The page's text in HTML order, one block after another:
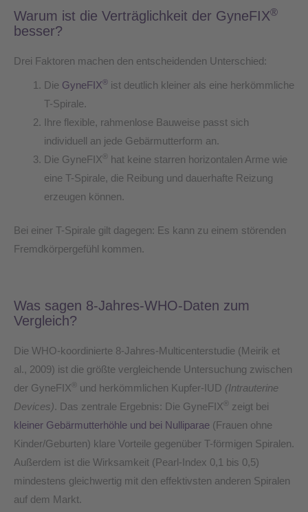
Warum ist die Verträglichkeit der GyneFIX®
besser?
Drei Faktoren machen den entscheidenden Unterschied:
Die GyneFIX®ist deutlich kleiner als eine herkömmliche
T-Spirale.
Ihre flexible, rahmenlose Bauweise passt sich
individuell an jede Gebärmutterform an.
Die GyneFIX ®
hat keine starren horizontalen Arme wie
eine T-Spirale, die Reibung und dauerhafte Reizung
erzeugen können.
Bei einer T-Spirale gilt dagegen: Es kann zu einem störenden
Fremdkörpergefühl kommen.
Was sagen 8-Jahres-WHO-Daten zum
Vergleich?
Die WHO-koordinierte 8-Jahres-Multicenterstudie (Meirik et
al., 2009) ist die größte vergleichende Untersuchung zwischen
der GyneFIX ® und herkömmlichen Kupfer-IUD (Intrauterine
Devices). Das zentrale Ergebnis: Die GyneFIX ® zeigt bei
kleiner Gebärmutterhöhle und bei Nulliparae (Frauen ohne
Kinder/Geburten) klare Vorteile gegenüber T-förmigen Spiralen.
Außerdem ist die Wirksamkeit (Pearl-Index 0,1 bis 0,5)
mindestens gleichwertig mit den effektivsten anderen Spiralen
auf dem Markt.